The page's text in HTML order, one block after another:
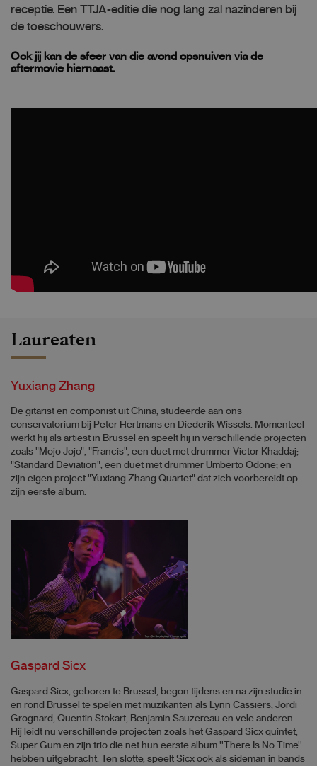
receptie. Een TTJA-editie die nog lang zal nazinderen bij
de toeschouwers.
Ook jij kan de sfeer van die avond opsnuiven via de
aftermovie hiernaast.
Laureaten
Yuxiang Zhang
De gitarist en componist uit China, studeerde aan ons
conservatorium bij Peter Hertmans en Diederik Wissels. Momenteel
werkt hij als artiest in Brussel en speelt hij in verschillende projecten
zoals "Mojo Jojo", "Francis", een duet met drummer Victor Khaddaj;
"Standard Deviation", een duet met drummer Umberto Odone; en
zijn eigen project "Yuxiang Zhang Quartet" dat zich voorbereidt op
zijn eerste album.
Gaspard Sicx
Gaspard Sicx, geboren te Brussel, begon tijdens en na zijn studie in
en rond Brussel te spelen met muzikanten als Lynn Cassiers, Jordi
Grognard, Quentin Stokart, Benjamin Sauzereau en vele anderen.
Hij leidt nu verschillende projecten zoals het Gaspard Sicx quintet,
Super Gum en zijn trio die net hun eerste album ''There Is No Time''
hebben uitgebracht. Ten slotte, speelt Sicx ook als sideman in bands